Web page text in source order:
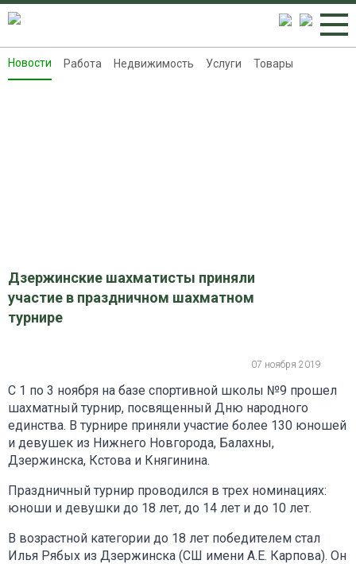
Новости
Новости Работа Недвижимость Услуги Товары
Дзержинские шахматисты приняли
участие в праздничном шахматном
турнире
07 ноября 2019
С 1 по 3 ноября на базе спортивной школы №9 прошел
шахматный турнир, посвященный Дню народного
единства. В турнире приняли участие более 130 юношей
и девушек из Нижнего Новгорода, Балахны,
Дзержинска, Кстова и Княгинина.
Праздничный турнир проводился в трех номинациях:
юноши и девушки до 18 лет, до 14 лет и до 10 лет.
В возрастной категории до 18 лет победителем стал
Илья Рябых из Дзержинска (СШ имени А.Е. Карпова). Он